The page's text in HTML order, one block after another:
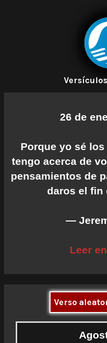
26 de
Porque yo sé
tengo acerca de
pensamientos de
daros el fin
—
Leer
Verso